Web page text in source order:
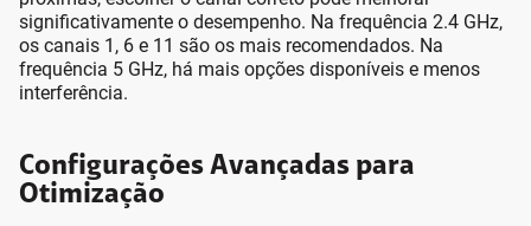
significativamente o desempenho. Na frequência 2.4 GHz,
os canais 1, 6 e 11 são os mais recomendados. Na
frequência 5 GHz, há mais opções disponíveis e menos
interferência.
Configurações Avançadas para
Otimização